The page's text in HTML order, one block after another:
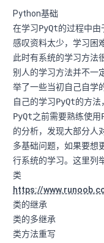
Python基础
在学习PyQt的过程中由
感叹资料太少，学习困
此时有系统的学习方法
别人的学习方法并不一
举了一些当初自己自学
自己的学习PyQt的方法
PyQt之前需要熟练使用
的分析，发现大部分人
多基础问题，如果要想
行系统的学习。这里列
类
https://
类的继承
类的多继承
类方法重写